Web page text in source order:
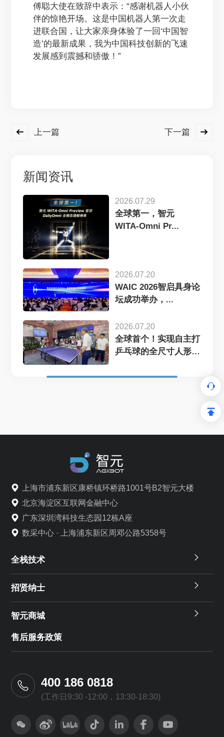
傅聪大使在致辞中表示：“感谢机器人小伙
伴的惊艳开场。这是中国机器人第一次走
进联合国，让大家亲身体验了一回‘中国智
造’的最新成果，我为中国科技创新的飞速
发展感到震撼和骄傲！”
上一篇 下一篇
新闻资讯
2026.07.29
全球第一，智元
WITA-Omni Pr...
2026.07.20
WAIC 2026智启具身论
坛成功举办，...
2026.07.20
全球首个！实现自主打
乒乓球的全尺寸人形
上海市浦东新区康桥镇环桥路1001号B2智元大楼
北京海淀区互联网金融中心
广东深圳湾科技生态园12栋A座
数采中心 · 上海浦东新区周邓公路5358号
全栈技术
智元商城
售后服务政策
招贤纳士
400 186 0818
(工作日9:30 -12:00，13:30-18:30)